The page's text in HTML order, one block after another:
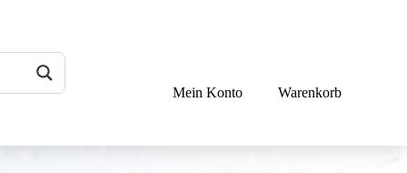
Mein Konto Warenkorb